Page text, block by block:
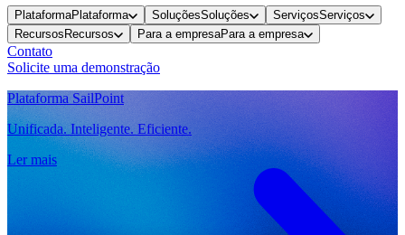
PlataformaPlataforma SoluçõesSoluções ServiçosServiços
Recursos Recursos Para a empresaPara a empresa
Contato
Solicite uma demonstração
Plataforma SailPoint
Unificada. Inteligente. Eficiente.
Ler mais